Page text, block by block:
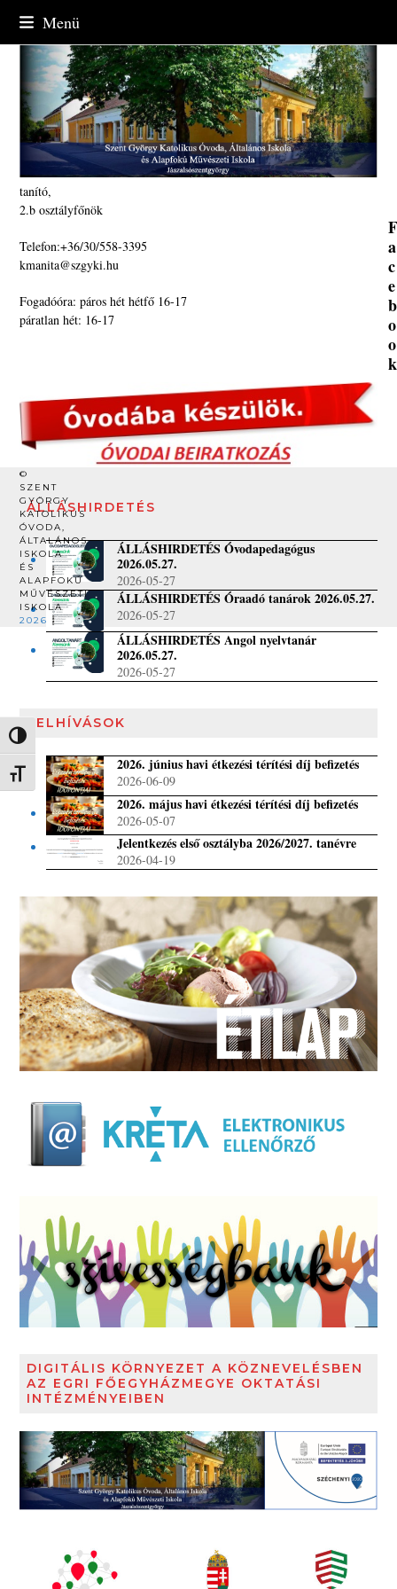
Nagy kontraszt váltása
Betűméret váltása
content
Menü
tanító,
2.b osztályfőnök
Telefon:+36/30/558-3395
kmanita@szgyki.hu
Fogadóóra: páros hét hétfő 16-17
páratlan hét: 16-17
ÁLLÁSHIRDETÉS
ÁLLÁSHIRDETÉS Óvodapedagógus
2026.05.27.
2026-05-27
ÁLLÁSHIRDETÉS Óraadó tanárok 2026.05.27.
2026-05-27
ÁLLÁSHIRDETÉS Angol nyelvtanár
2026.05.27.
2026-05-27
FELHÍVÁSOK
2026. június havi étkezési térítési díj befizetés
2026-06-09
2026. május havi étkezési térítési díj befizetés
2026-05-07
Jelentkezés első osztályba 2026/2027. tanévre
2026-04-19
DIGITÁLIS KÖRNYEZET A KÖZNEVELÉSBEN
AZ EGRI FŐEGYHÁZMEGYE OKTATÁSI
INTÉZMÉNYEIBEN
a
c
e
b
o
o
k
©
SZENT
GYÖRGY
KATOLIKUS
ÓVODA,
ÁLTALÁNOS
ISKOLA
ÉS
ALAPFOKÚ
MŰVÉSZETI
ISKOLA
2026